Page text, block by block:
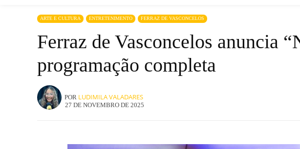
ARTE E CULTURA ENTRETENIMENTO FERRAZ DE VASCONCELOS
Ferraz de Vasconcelos anuncia
programação completa
POR LUDIMILA VALADARES
27 DE NOVEMBRO DE 2025